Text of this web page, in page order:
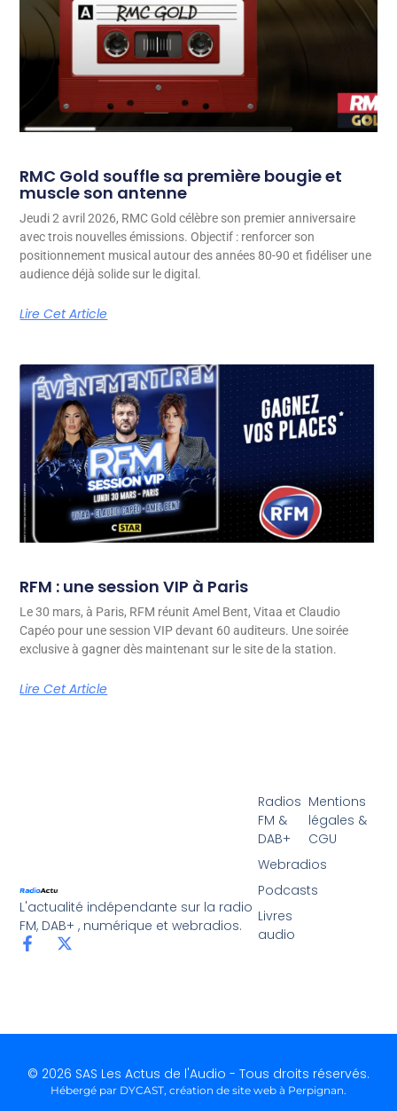
RMC Gold souffle sa première bougie et
muscle son antenne
Jeudi 2 avril 2026, RMC Gold célèbre son premier anniversaire
avec trois nouvelles émissions. Objectif : renforcer son
positionnement musical autour des années 80-90 et fidéliser une
audience déjà solide sur le digital.
Lire Cet Article
RFM : une session VIP à Paris
Le 30 mars, à Paris, RFM réunit Amel Bent, Vitaa et Claudio
Capéo pour une session VIP devant 60 auditeurs. Une soirée
exclusive à gagner dès maintenant sur le site de la station.
Lire Cet Article
L'actualité indépendante sur la radio
FM, DAB+ , numérique et webradios.
Radios
FM &
DAB+
Webradios
Podcasts
Livres
audio
Mentions
légales &
CGU
© 2026 SAS Les Actus de l'Audio - Tous droits réservés.
Hébergé par DYCAST, création de site web à Perpignan.